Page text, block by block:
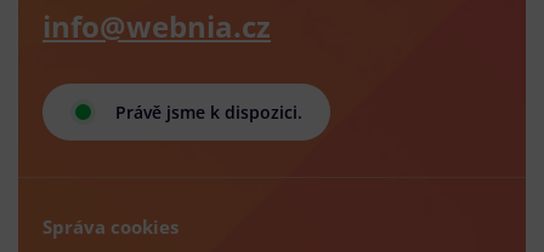
Právě jsme k dispozici.
info@webnia.cz
Správa cookies